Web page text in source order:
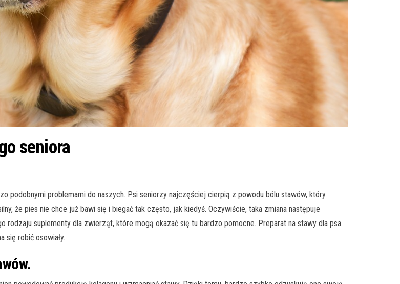
seniora
podobnymi problemami do naszych. Psi seniorzy najczęściej cierpią z powodu bólu stawów, który
że pies nie chce już bawi się i biegać tak często, jak kiedyś. Oczywiście, taka zmiana następuje
rodzaju suplementy dla zwierząt, które mogą okazać się tu bardzo pomocne. Preparat na stawy dla psa
się robić osowiały.